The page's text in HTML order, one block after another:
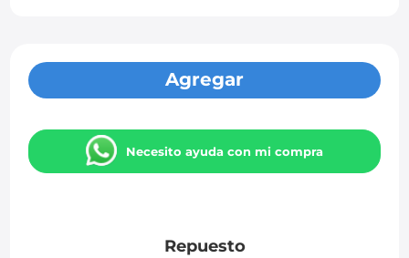
Agregar
Necesito ayuda con mi compra
Repuesto